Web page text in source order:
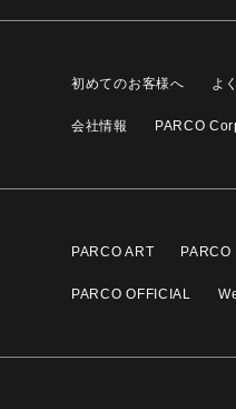
初めてのお客様へ よ
会社情報 PARCO
PARCO ART PARCO
PARCO OFFICIAL